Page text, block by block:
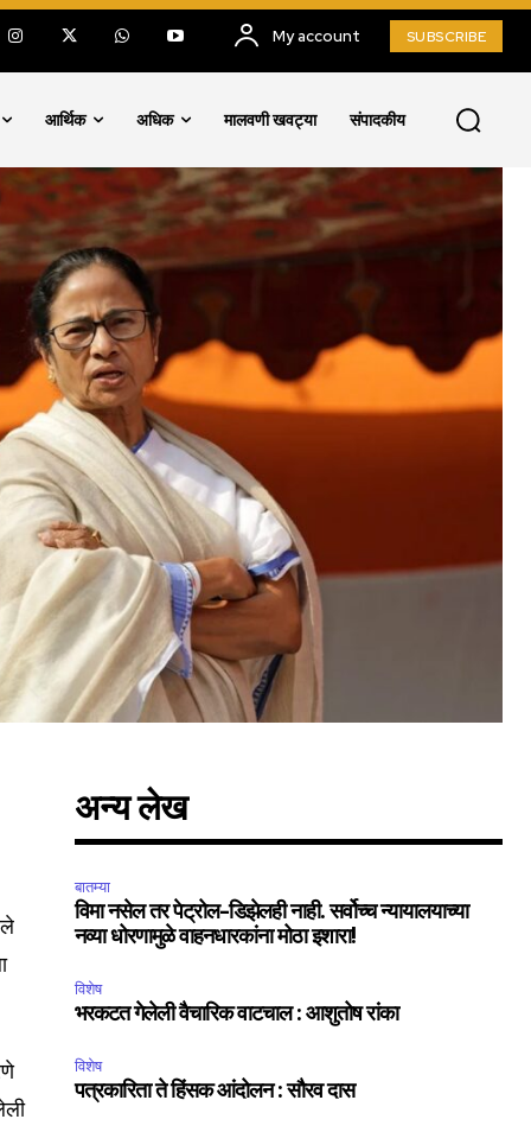
My account SUBSCRIBE
आर्थिक अधिक मालवणी खवट्या संपादकीय
अन्य लेख
बातम्या
विमा नसेल तर पेट्रोल-डिझेलही नाही. सर्वोच्च न्यायालयाच्या
नव्या धोरणामुळे वाहनधारकांना मोठा इशारा!
विशेष
भरकटत गेलेली वैचारिक वाटचाल : आशुतोष रांका
विशेष
पत्रकारिता ते हिंसक आंदोलन : सौरव दास